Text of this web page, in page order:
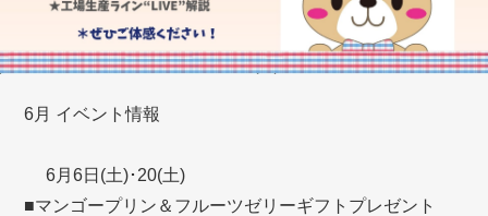
6月 イベント情報
6月6日(土)･20(土)
■マンゴープリン＆フルーツゼリーギフトプレゼント